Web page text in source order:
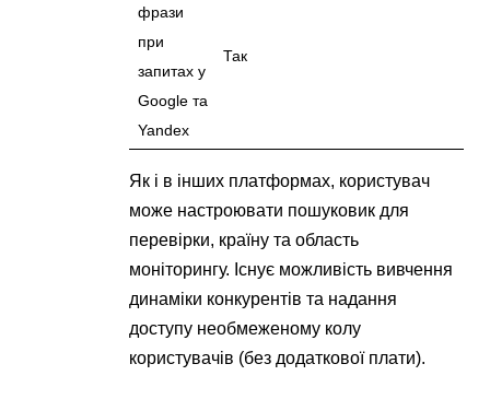
фрази
при
запитах у
Google та
Yandex
Так
Як і в інших платформах, користувач
може настроювати пошуковик для
перевірки, країну та область
моніторингу. Існує можливість вивчення
динаміки конкурентів та надання
доступу необмеженому колу
користувачів (без додаткової плати).